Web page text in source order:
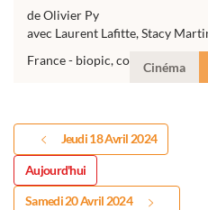
de Olivier Py
avec Laurent Lafitte, Stacy
France - biopic, comédieCinéma
Jeudi 18 Avril 2024
Aujourd'hui
Samedi 20 Avril 2024